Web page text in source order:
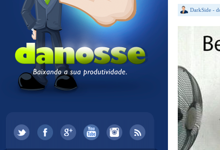
DarkSide -